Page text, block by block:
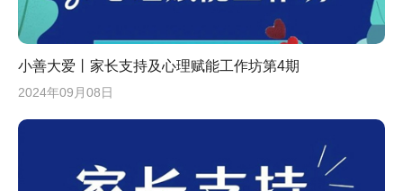
小善大爱丨家长支持及心理赋能工作坊第4期
2024年09月08日